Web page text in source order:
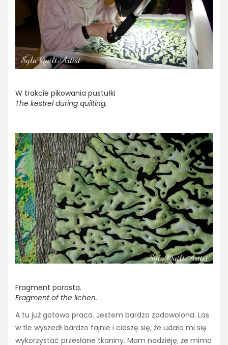
W trakcie pikowania pustułki
The kestrel during quilting.
Fragment porosta.
Fragment of the lichen.
A tu już gotowa praca. Jestem bardzo zadowolona. Las
w tle wyszedł bardzo fajnie i cieszę się, że udało mi się
wykorzystać przesłane tkaniny. Mam nadzieję, że mimo